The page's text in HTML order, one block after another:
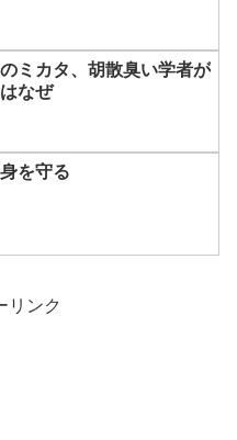
ミカタ、胡散臭い学者が
はなぜ
を守る
リンク